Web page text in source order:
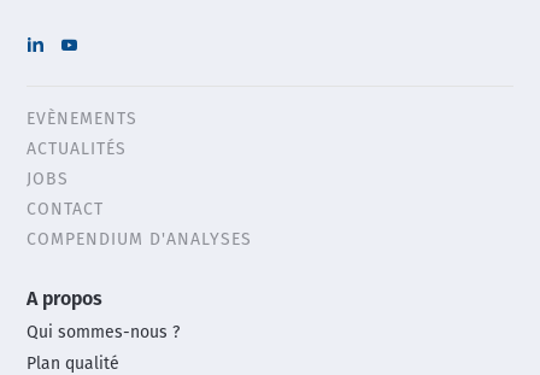
Header
menu
EVÈNEMENTS
ACTUALITÉS
JOBS
CONTACT
COMPENDIUM D'ANALYSES
footer
menu
A propos
Qui sommes-nous ?
Plan qualité